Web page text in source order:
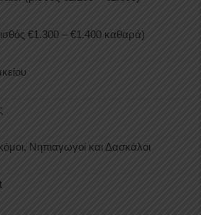
€1.300 – €1.400 καθαρά)
Νηπιαγωγοί και Δασκάλοι